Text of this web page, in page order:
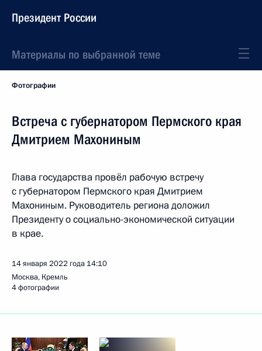
Президент России
Материалы по выбранной теме
Фотографии
Встреча с губернатором Пермского края
Дмитрием Махониным
Глава государства провёл рабочую встречу
с губернатором Пермского края Дмитрием
Махониным. Руководитель региона доложил
Президенту о социально-экономической ситуации
в крае.
14 января 2022 года 14:10
Москва, Кремль
4 фотографии